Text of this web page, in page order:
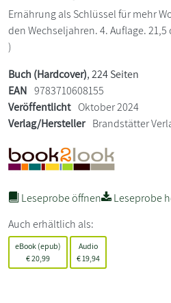
Ernährung als Schlüssel für mehr
den Wechseljahren. 4. Auflage.
)
Buch (Hardcover), 224 Seiten
EAN 9783710608155
Veröffentlicht Oktober 2024
Verlag/Hersteller Brandstätter
Leseprobe öffnen
Leseprobe
Auch erhältlich als:
eBook (epub)
€20,99
Audio
€19,94